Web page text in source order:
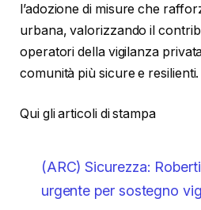
l’adozione di misure che
urbana, valorizzando il
operatori della vigilanza
comunità più sicure e resilienti.
Qui gli articoli di stampa
(ARC) Sicurezza:
urgente per sostegno